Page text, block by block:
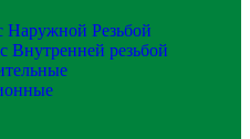
Наружной Резьбой
Внутренней резьбой